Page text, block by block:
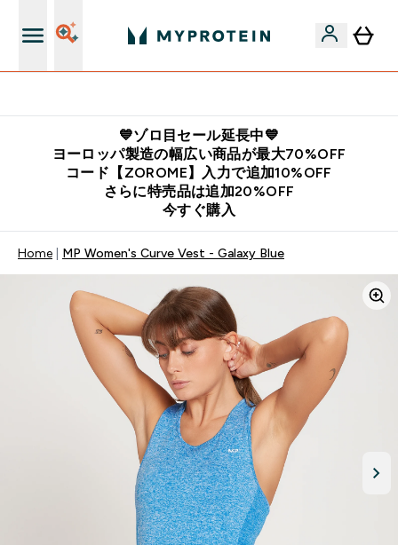
💙ゾロ目セール延長中💙
ヨーロッパ製造の幅広い商品が最大70%OFF
コード【ZOROME】入力で追加10%OFF
さらに特売品は追加20%OFF
今すぐ購入
Home MP Women's Curve Vest - Galaxy Blue